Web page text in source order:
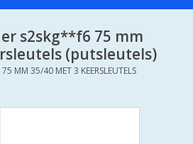
s2skg**f6 75 mm
(putsleutels)
MM 35/40 MET 3 KEERSLEUTELS